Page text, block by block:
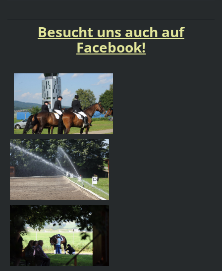
Besucht uns auch auf
Facebook!